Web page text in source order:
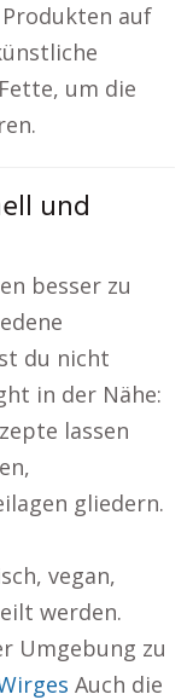
auf
um die
und
besser zu
du nicht
in der Nähe:
lassen
gliedern.
vegan,
werden.
Umgebung zu
Auch die